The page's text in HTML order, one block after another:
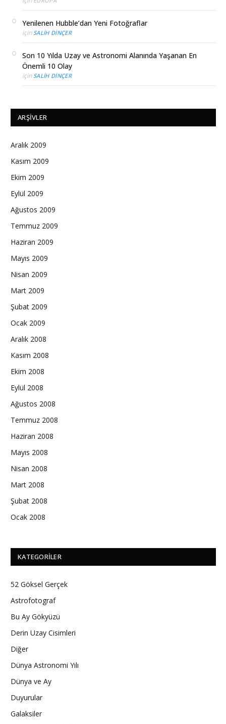
Yenilenen Hubble’dan Yeni Fotoğraflar
için SALIH DINÇER
Son 10 Yılda Uzay ve Astronomi Alanında Yaşanan En
Önemli 10 Olay
için SALIH DINÇER
ARŞIVLER
Aralık 2009
Kasım 2009
Ekim 2009
Eylül 2009
Ağustos 2009
Temmuz 2009
Haziran 2009
Mayıs 2009
Nisan 2009
Mart 2009
Şubat 2009
Ocak 2009
Aralık 2008
Kasım 2008
Ekim 2008
Eylül 2008
Ağustos 2008
Temmuz 2008
Haziran 2008
Mayıs 2008
Nisan 2008
Mart 2008
Şubat 2008
Ocak 2008
KATEGORILER
52 Göksel Gerçek
Astrofotograf
Bu Ay Gökyüzü
Derin Uzay Cisimleri
Diğer
Dünya Astronomi Yılı
Dünya ve Ay
Duyurular
Galaksiler